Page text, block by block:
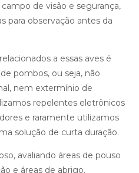
de visão e segurança,
para observação antes da
a essas aves é
pombos, ou seja, não
nem extermínio de
repelentes eletrônicos
e raramente utilizamos
solução de curta duração.
avaliando áreas de pouso
e áreas de abrigo.